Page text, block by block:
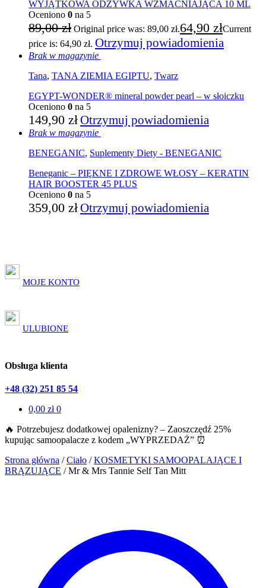
WYJĄTKOWA ODŻYWKA WZMACNIAJĄCA 10 ML
Oceniono 0 na 5
89,00zł Original price was: 89,00 zł.64,90 złCurrent
price is: 64,90 zł. Otrzymuj powiadomienia
Brak w magazynie
Tana, TANA ZIEMIA EGIPTU, Twarz
EGYPT-WONDER® mineral powder pearl – w słoiczku
Oceniono 0 na 5
149,90 złOtrzymuj powiadomienia
Brak w magazynie
BENEGANIC, Suplementy Diety - BENEGANIC
Beneganic – PIĘKNE I ZDROWE WŁOSY – KERATIN
HAIR BOOSTER 45 PLUS
Oceniono 0 na 5
359,00 złOtrzymuj powiadomienia
MOJE KONTO
ULUBIONE
Obsługa klienta
+48 (32) 251 85 54
0,00 zł 0
🔥 Potrzebujesz dodatkowej opalenizny? – Zaoszczędź 25%
kupując samoopalacze z kodem „WYPRZEDAŻ” ⏰
Strona główna /Ciało /KOSMETYKI SAMOOPALAJĄCE I
BRĄZUJĄCE /Mr & Mrs Tannie Self Tan Mitt